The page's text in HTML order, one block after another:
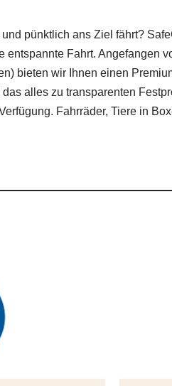
pünktlich ans Ziel fährt?
Fahrt. Angefangen
bieten wir Ihnen einen
alles zu transparenten
Fahrräder, Tiere in